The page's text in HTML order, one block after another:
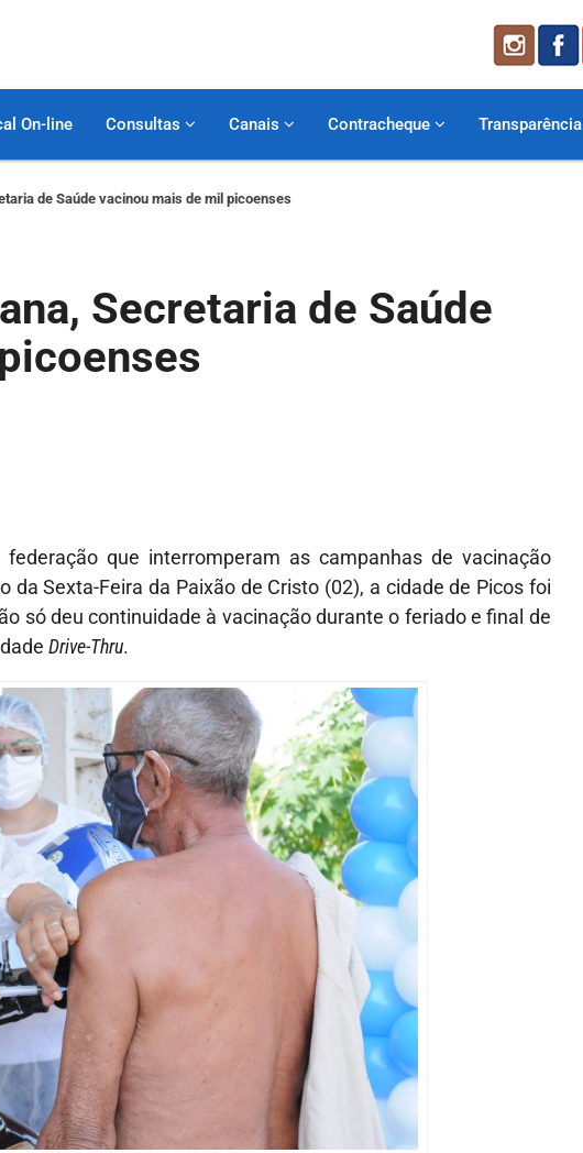
On-line Consultas Canais Contracheque Transparência
de Saúde vacinou mais de mil picoenses
Secretaria de Saúde
que interromperam as campanhas de vacinação
Sexta-Feira da Paixão de Cristo (02), a cidade de Picos foi
só deu continuidade à vacinação durante o feriado e final de
Drive-Thru.